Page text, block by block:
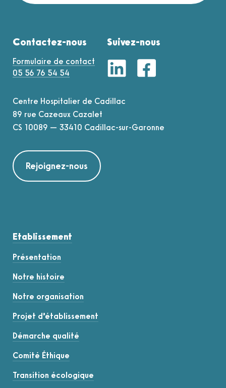
Contactez-nous
Formulaire de contact
05 56 76 54 54
Suivez-nous
Centre Hospitalier de Cadillac
89 rue Cazeaux Cazalet
CS 10089 — 33410 Cadillac-sur-Garonne
Rejoignez-nous
Etablissement
Présentation
Notre histoire
Notre organisation
Projet d’établissement
Démarche qualité
Comité Éthique
Transition écologique